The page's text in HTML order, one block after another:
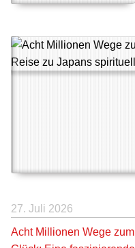
27. Juli 2026
Acht Millionen Wege zum